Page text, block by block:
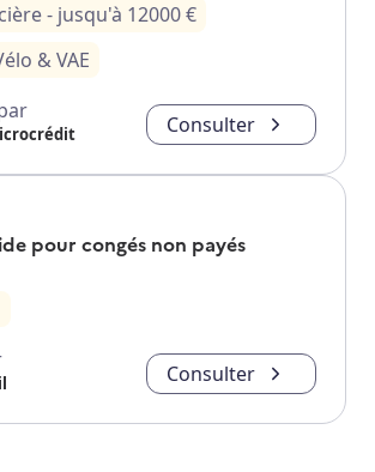
- jusqu'à 12000€
& VAE
Consulter
pour congés non payés
Consulter